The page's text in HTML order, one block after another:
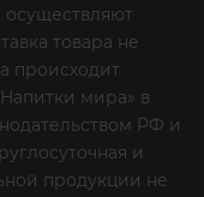
товара не
происходит
мира» в
РФ и
и
продукции не